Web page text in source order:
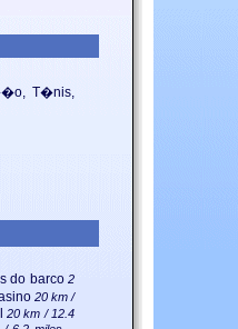
T�nis,
do barco2
20 km /
20 km / 12.4